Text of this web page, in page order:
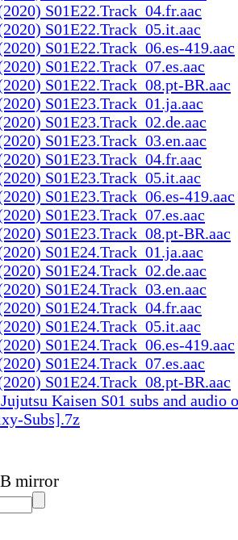
S01E22.Track_04.fr.aac
S01E22.Track_05.it.aac
S01E22.Track_06.es-419.aac
S01E22.Track_07.es.aac
S01E22.Track_08.pt-BR.aac
S01E23.Track_01.ja.aac
S01E23.Track_02.de.aac
S01E23.Track_03.en.aac
S01E23.Track_04.fr.aac
S01E23.Track_05.it.aac
S01E23.Track_06.es-419.aac
S01E23.Track_07.es.aac
S01E23.Track_08.pt-BR.aac
S01E24.Track_01.ja.aac
S01E24.Track_02.de.aac
S01E24.Track_03.en.aac
S01E24.Track_04.fr.aac
S01E24.Track_05.it.aac
S01E24.Track_06.es-419.aac
S01E24.Track_07.es.aac
S01E24.Track_08.pt-BR.aac
Kaisen S01 subs and
Subs].7z
mirror